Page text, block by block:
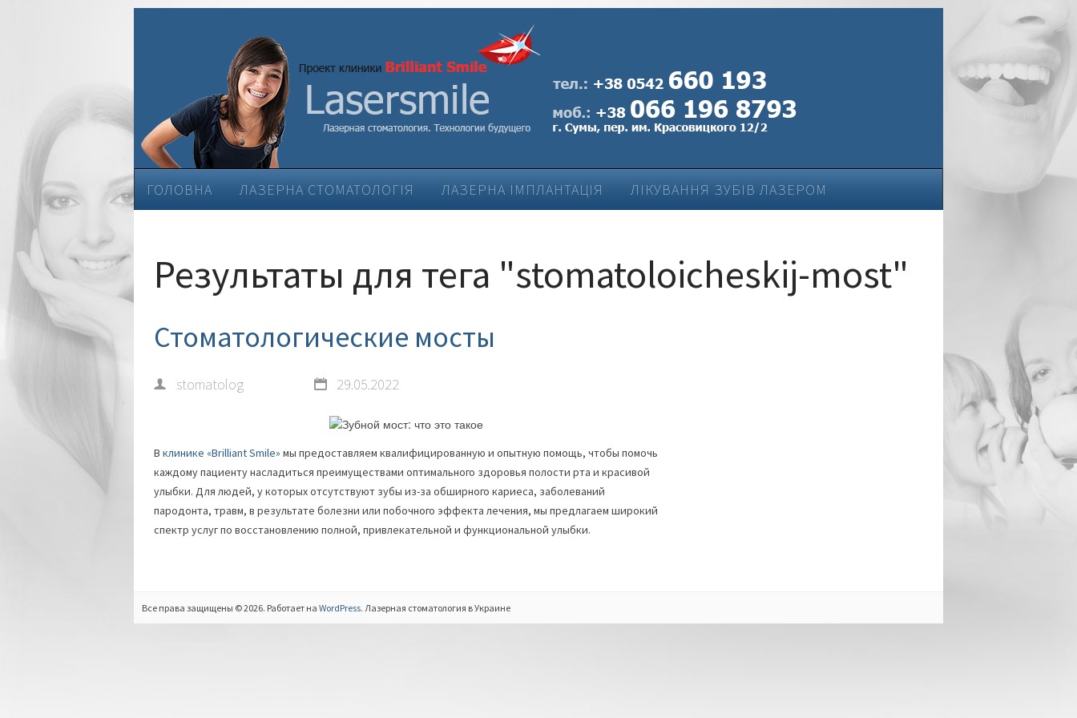
ГОЛОВНА ЛАЗЕРНА СТОМАТОЛОГІЯ ЛАЗЕРНА ІМПЛАНТАЦІЯ
ЛІКУВАННЯ ЗУБІВ ЛАЗЕРОМ
ЕСТЕТИЧНА СТОМАТОЛОГІЯ
ЛІКУВАННЯ ЗАХВОРЮВАНЬ ПАРОДОНТУ
Результаты для тега "stomatoloicheskij-most"
Стоматологические мосты
stomatolog 29.05.2022
В клинике «Brilliant Smile» мы предоставляем квалифицированную и опытную помощь, чтобы помочь
каждому пациенту насладиться преимуществами оптимального здоровья полости рта и красивой
улыбки. Для людей, у которых отсутствуют зубы из-за обширного кариеса, заболеваний
пародонта, травм, в результате болезни или побочного эффекта лечения, мы предлагаем широкий
спектр услуг по восстановлению полной, привлекательной и функциональной улыбки.
Все права защищены © 2026. Работает на WordPress. Лазерная стоматология в Украине